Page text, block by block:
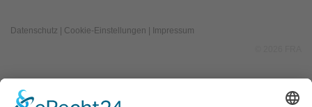
Datenschutz | Cookie-Einstellungen | Impressum